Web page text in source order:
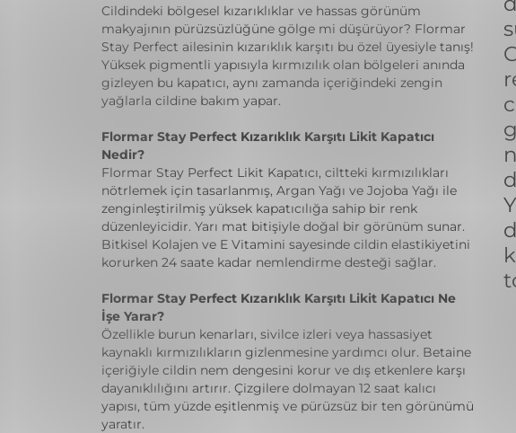
Cildindeki bölgesel kızarıklıklar ve hassas görünüm
makyajının pürüzsüzlüğüne gölge mi düşürüyor? Flormar
Stay Perfect ailesinin kızarıklık karşıtı bu özel üyesiyle tanış!
Yüksek pigmentli yapısıyla kırmızılık olan bölgeleri anında
gizleyen bu kapatıcı, aynı zamanda içeriğindeki zengin
yağlarla cildine bakım yapar.
Flormar Stay Perfect Kızarıklık Karşıtı Likit Kapatıcı
Nedir?
Flormar Stay Perfect Likit Kapatıcı, ciltteki kırmızılıkları
nötrlemek için tasarlanmış, Argan Yağı ve Jojoba Yağı ile
zenginleştirilmiş yüksek kapatıcılığa sahip bir renk
düzenleyicidir. Yarı mat bitişiyle doğal bir görünüm sunar.
Bitkisel Kolajen ve E Vitamini sayesinde cildin elastikiyetini
korurken 24 saate kadar nemlendirme desteği sağlar.
Flormar Stay Perfect Kızarıklık Karşıtı Likit Kapatıcı Ne
İşe Yarar?
Özellikle burun kenarları, sivilce izleri veya hassasiyet
kaynaklı kırmızılıkların gizlenmesine yardımcı olur. Betaine
içeriğiyle cildin nem dengesini korur ve dış etkenlere karşı
dayanıklılığını artırır. Çizgilere dolmayan 12 saat kalıcı
yapısı, tüm yüzde eşitlenmiş ve pürüzsüz bir ten görünümü
yaratır.